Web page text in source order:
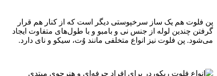
پن فلوت هم یک ساز سرخپوستی دیگر است که از کنار هم قرار
گرفتن چندین لوله از جنس نی و بامبو و با طول‌های متفاوت ایجاد
می‌شود. پن فلوت نیز انواع متخلفی مانند وُت، سیکو و نای دارد.